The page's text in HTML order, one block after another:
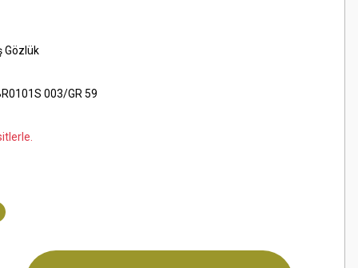
Gözlük
003/GR 59